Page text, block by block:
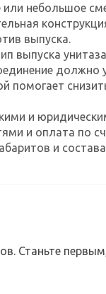
или небольшое
выпуска.
выпуска
должно
помогает
и
и оплата по
и
Станьте